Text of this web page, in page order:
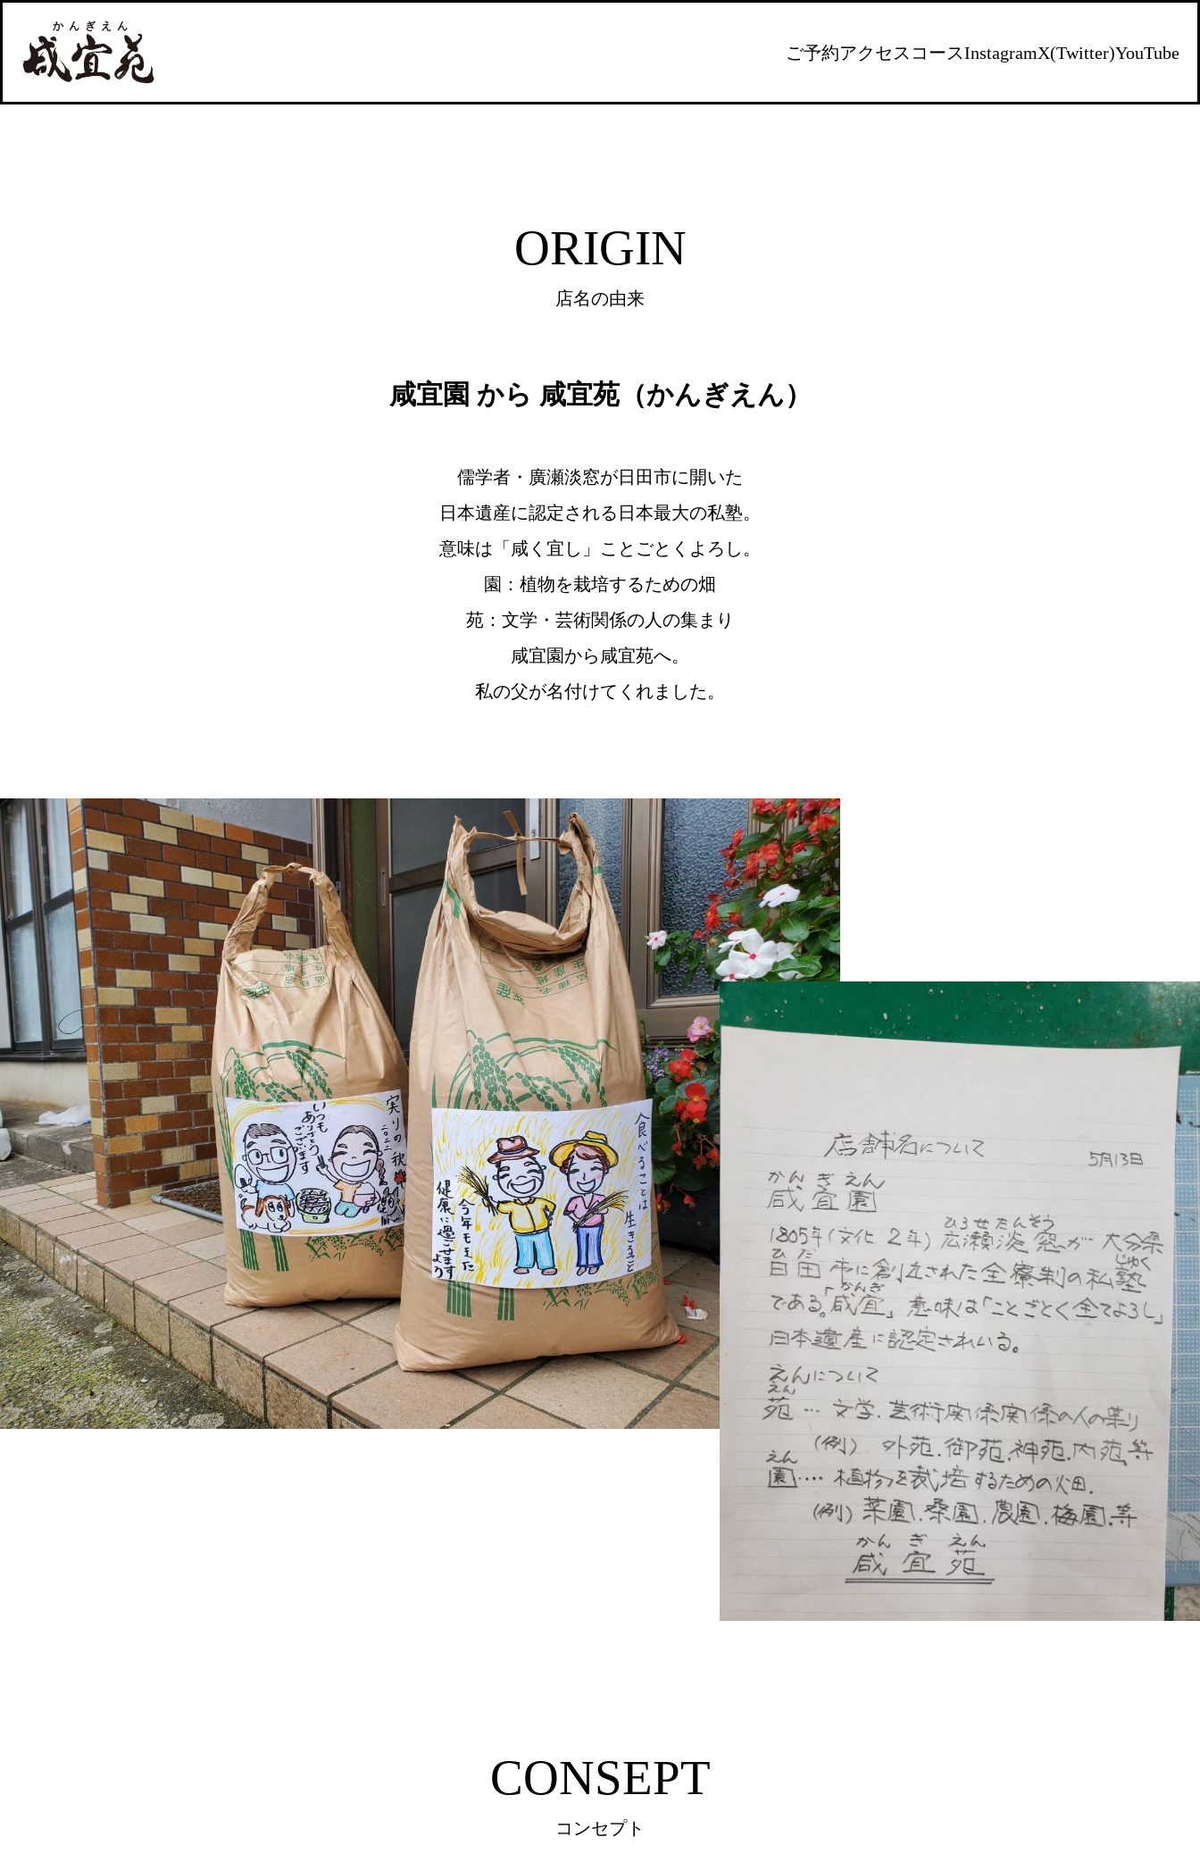
ご予約アクセス コースInstagramX(Twitter)YouTube
ORIGIN
店名の由来
咸宜園 から 咸宜苑（かんぎえん）
儒学者・廣瀬淡窓が日田市に開いた
日本遺産に認定される日本最大の私塾。
意味は「咸く宜し」ことごとくよろし。
園：植物を栽培するための畑
苑：文学・芸術関係の人の集まり
咸宜園から咸宜苑へ。
私の父が名付けてくれました。
CONSEPT
コンセプト